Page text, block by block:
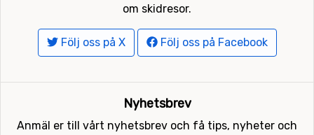
om skidresor.
Följ oss på X Följ oss på Facebook
Nyhetsbrev
Anmäl er till vårt nyhetsbrev och få tips, nyheter och